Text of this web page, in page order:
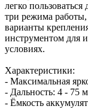
легко
три режима работы,
варианты
инструментом для
условиях.
Характеристики:
- Максимальная
- Дальность: 4 - 75 м
- Ёмкость